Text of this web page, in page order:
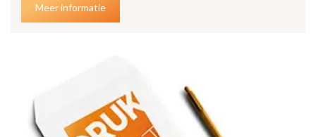
Meer informatie